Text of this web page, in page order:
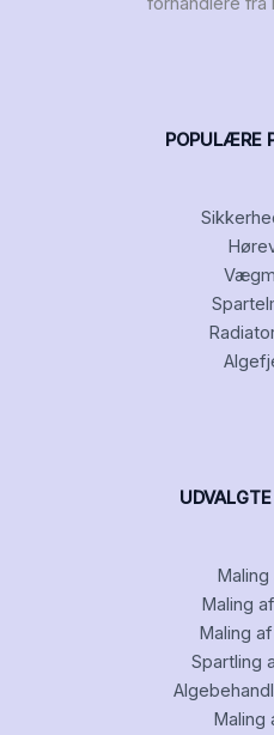
POPULÆRE
Maling
Maling
Spartling
Maling